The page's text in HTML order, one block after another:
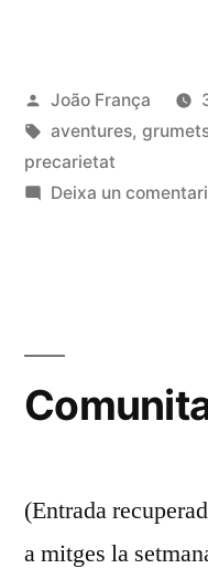
Publicat
per
João França
Etiquetes:
aventures,
precarietat
Deixa un comentaria
(Entrada
a mitges la